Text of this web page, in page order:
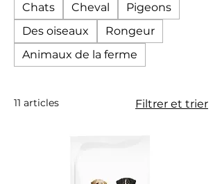
Chats
Cheval
Pigeons
Des oiseaux
Rongeur
Animaux de la ferme
11 articles Filtrer et trier